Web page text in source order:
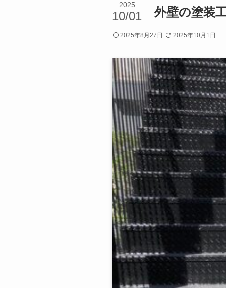
外壁の塗装
2025
10/01
2025年8月27日 2025年10月1日